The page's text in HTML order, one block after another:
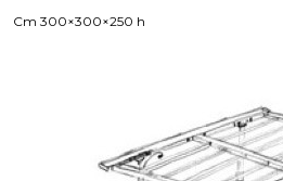
Cm 300×300×250 h